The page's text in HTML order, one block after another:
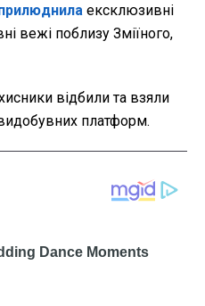
ексклюзивні
вежі поблизу Зміїного,
відбили та взяли
платформ.